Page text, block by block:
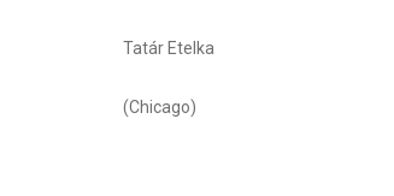
Tatár Etelka
(Chicago)